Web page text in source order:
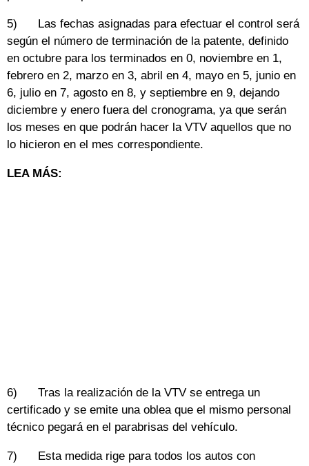
5) Las fechas asignadas para efectuar el control será
según el número de terminación de la patente, definido
en octubre para los terminados en 0, noviembre en 1,
febrero en 2, marzo en 3, abril en 4, mayo en 5, junio en
6, julio en 7, agosto en 8, y septiembre en 9, dejando
diciembre y enero fuera del cronograma, ya que serán
los meses en que podrán hacer la VTV aquellos que no
lo hicieron en el mes correspondiente.
LEA MÁS:
6) Tras la realización de la VTV se entrega un
certificado y se emite una oblea que el mismo personal
técnico pegará en el parabrisas del vehículo.
7) Esta medida rige para todos los autos con